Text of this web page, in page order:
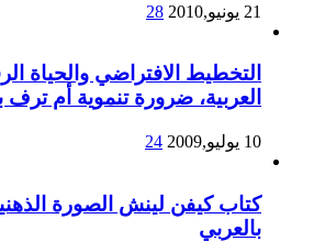
21 يونيو,2010 28
التخطيط الافتراضي والحياة
العربية، ضرورة تنموية أم
10 يوليو,2009 24
كتاب كيفن لينش الصورة
بالعربي